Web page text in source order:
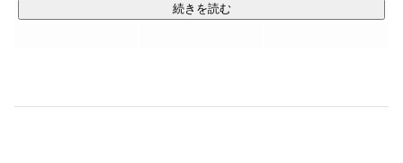
続きを読む